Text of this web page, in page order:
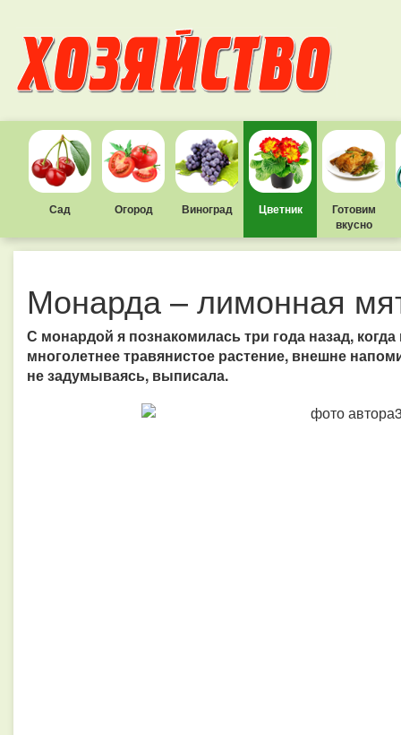
Сад Огород Виноград Цветник
Готовим
вкусно
Монарда – лимонная
С монардой я познакомилась три года назад,
многолетнее травянистое растение, внешне
не задумываясь, выписала.